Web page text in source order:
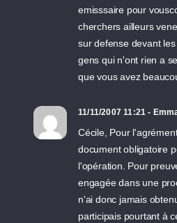
emisssaire pour
cherchers ailleurs
sur defense devant
gens qui n'ont rien a
que vous avez
11/11/2007 11:21 -
Cécile, Pour
document obligatoire
l'opération. Pour
engagée dans une
n'ai donc jamais
participais pourtant à